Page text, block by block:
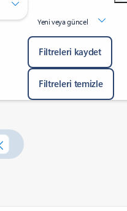
Yeni veya güncel
Filtreleri kaydet
Filtreleri temizle